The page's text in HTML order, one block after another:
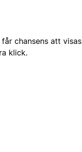
chansens att visas
klick.